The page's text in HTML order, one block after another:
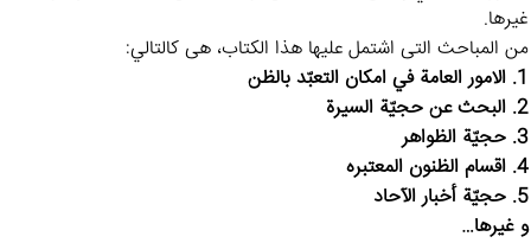
غيرها.
من المباحث التی اشتمل علیها هذا الکتاب، هی کالتالي:
1. الامور العامة في امكان التعبّد بالظن
2. البحث عن حجيّة السيرة
3. حجيّة الظواهر
4. اقسام الظنون المعتبره
5. حجيّة أخبار الآحاد
و غيرها…